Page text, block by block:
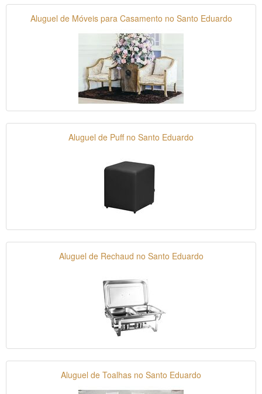
Aluguel de Móveis para Casamento no Santo Eduardo
Aluguel de Puff no Santo Eduardo
Aluguel de Rechaud no Santo Eduardo
Aluguel de Toalhas no Santo Eduardo